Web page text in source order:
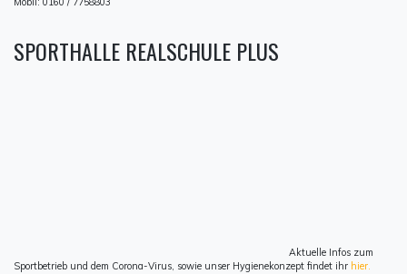
SPORTHALLE REALSCHULE PLUS
Aktuelle Infos zum
Sportbetrieb und dem Corona-Virus, sowie unser Hygienekonzept findet ihr hier.